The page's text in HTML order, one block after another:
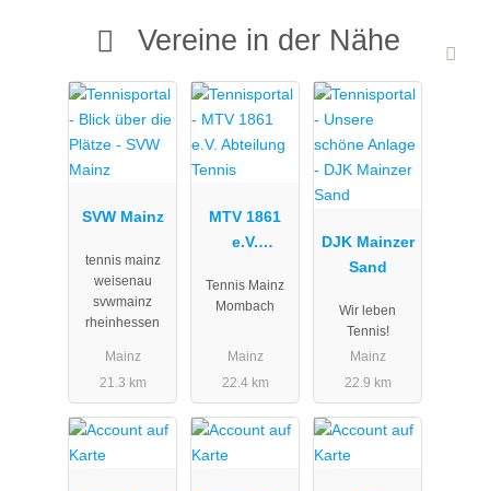
Vereine in der Nähe
SVW Mainz
tennis mainz
weisenau
svwmainz
rheinhessen
Mainz
21.3 km
MTV 1861
e.V.
Tennis
Tennis Mainz
Mombach
Mainz
22.4 km
DJK Mainzer
Sand
Wir leben
Tennis!
Mainz
22.9 km